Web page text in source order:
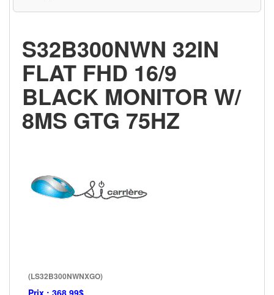
S32B300NWN 32IN
FLAT FHD 16/9
BLACK MONITOR W/
8MS GTG 75HZ
(LS32B300NWNXGO)
Prix : 368.99$